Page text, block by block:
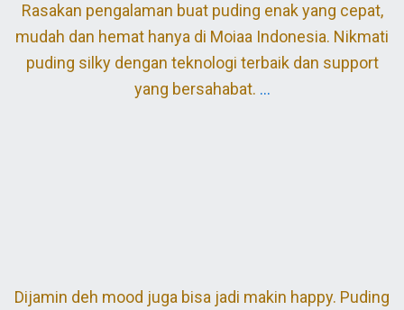
Rasakan pengalaman buat puding enak yang cepat,
mudah dan hemat hanya di Moiaa Indonesia. Nikmati
puding silky dengan teknologi terbaik dan support
yang bersahabat. …
Dijamin deh mood juga bisa jadi makin happy. Puding